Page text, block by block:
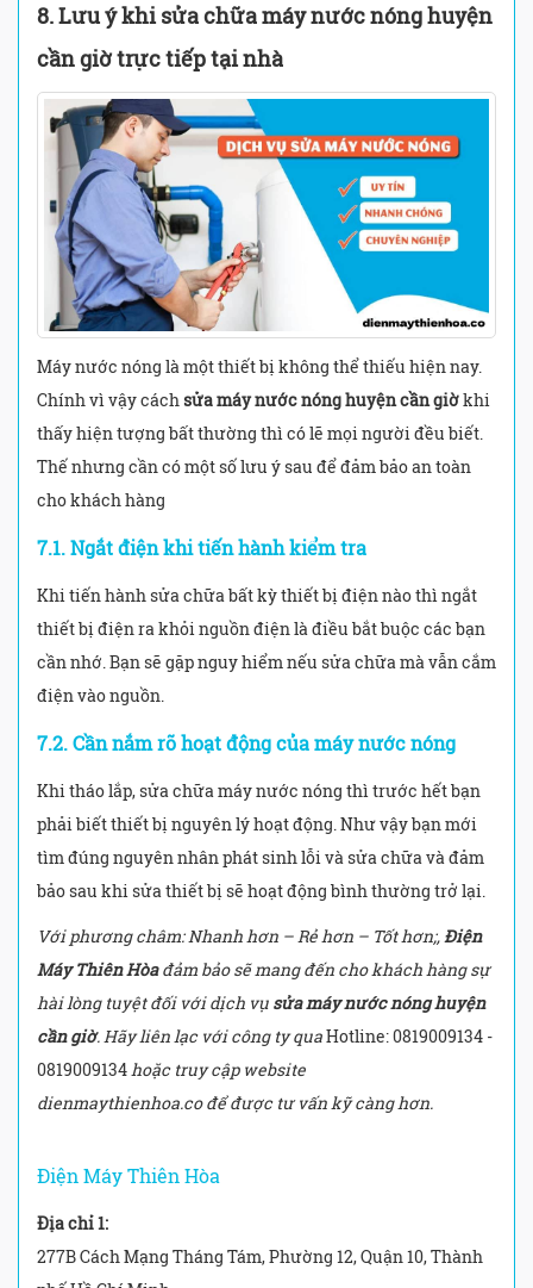
8. Lưu ý khi sửa chữa máy nước nóng huyện
cần giờ trực tiếp tại nhà
Máy nước nóng là một thiết bị không thể thiếu hiện nay.
Chính vì vậy cách sửa máy nước nóng huyện cần giờkhi
thấy hiện tượng bất thường thì có lẽ mọi người đều biết.
Thế nhưng cần có một số lưu ý sau để đảm bảo an toàn
cho khách hàng
7.1. Ngắt điện khi tiến hành kiểm tra
Khi tiến hành sửa chữa bất kỳ thiết bị điện nào thì ngắt
thiết bị điện ra khỏi nguồn điện là điều bắt buộc các bạn
cần nhớ. Bạn sẽ gặp nguy hiểm nếu sửa chữa mà vẫn cắm
điện vào nguồn.
7.2. Cần nắm rõ hoạt động của máy nước nóng
Khi tháo lắp, sửa chữa máy nước nóng thì trước hết bạn
phải biết thiết bị nguyên lý hoạt động. Như vậy bạn mới
tìm đúng nguyên nhân phát sinh lỗi và sửa chữa và đảm
bảo sau khi sửa thiết bị sẽ hoạt động bình thường trở lại.
Với phương châm: Nhanh hơn – Rẻ hơn – Tốt hơn;,Điện
Máy Thiên Hòađảm bảo sẽ mang đến cho khách hàng sự
hài lòng tuyệt đối với dịch vụ sửa máy nước nóng huyện
cần giờ. Hãy liên lạc với công ty quaHotline: 0819009134 -
0819009134hoặc truy cập website
dienmaythienhoa.co để được tư vấn kỹ càng hơn.
Điện Máy Thiên Hòa
Địa chỉ 1:
277B Cách Mạng Tháng Tám, Phường 12, Quận 10, Thành